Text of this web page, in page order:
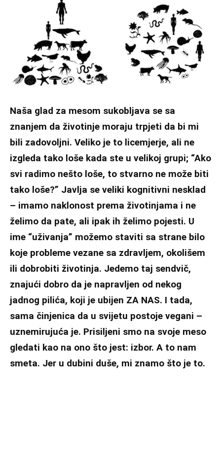
Naša glad za mesom sukobljava se sa
znanjem da životinje moraju trpjeti da bi mi
bili zadovoljni. Veliko je to licemjerje, ali ne
izgleda tako loše kada ste u velikoj grupi; “Ako
svi radimo nešto loše, to stvarno ne može biti
tako loše?” Javlja se veliki kognitivni nesklad
– imamo naklonost prema životinjama i ne
želimo da pate, ali ipak ih želimo pojesti. U
ime “uživanja” možemo staviti sa strane bilo
koje probleme vezane sa zdravljem, okolišem
ili dobrobiti životinja. Jedemo taj sendvič,
znajući dobro da je napravljen od nekog
jadnog pilića, koji je ubijen ZA NAS. I tada,
sama činjenica da u svijetu postoje vegani –
uznemirujuća je. Prisiljeni smo na svoje meso
gledati kao na ono što jest: izbor. A to nam
smeta. Jer u dubini duše, mi znamo što je to.